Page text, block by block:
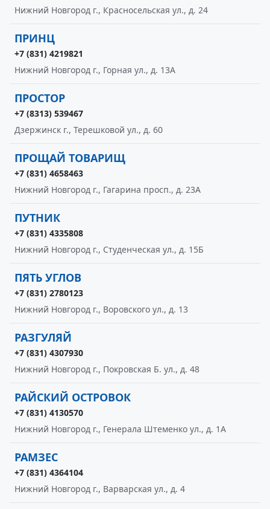
Нижний Новгород г., Красносельская ул., д. 24
ПРИНЦ
+7 (831) 4219821
Нижний Новгород г., Горная ул., д. 13А
ПРОСТОР
+7 (8313) 539467
Дзержинск г., Терешковой ул., д. 60
ПРОЩАЙ ТОВАРИЩ
+7 (831) 4658463
Нижний Новгород г., Гагарина просп., д. 23А
ПУТНИК
+7 (831) 4335808
Нижний Новгород г., Студенческая ул., д. 15Б
ПЯТЬ УГЛОВ
+7 (831) 2780123
Нижний Новгород г., Воровского ул., д. 13
РАЗГУЛЯЙ
+7 (831) 4307930
Нижний Новгород г., Покровская Б. ул., д. 48
РАЙСКИЙ ОСТРОВОК
+7 (831) 4130570
Нижний Новгород г., Генерала Штеменко ул., д. 1А
РАМЗЕС
+7 (831) 4364104
Нижний Новгород г., Варварская ул., д. 4